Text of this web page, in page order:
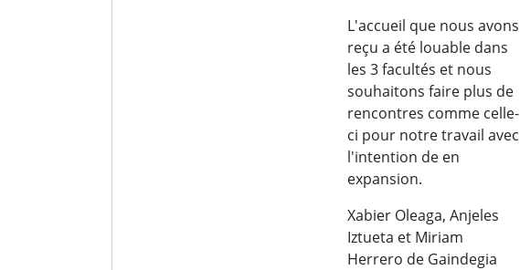
L'accueil que nous avons
reçu a été louable dans
les 3 facultés et nous
souhaitons faire plus de
rencontres comme celle-
ci pour notre travail avec
l'intention de en
expansion.
Xabier Oleaga, Anjeles
Iztueta et Miriam
Herrero de Gaindegia